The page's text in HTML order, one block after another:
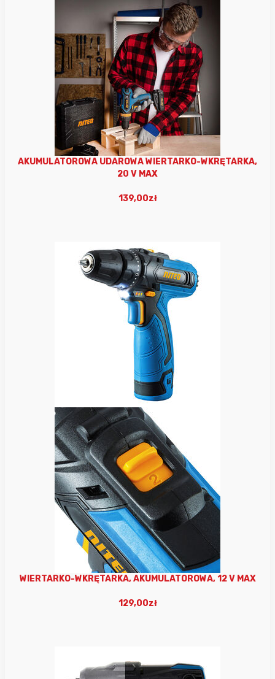
AKUMULATOROWA UDAROWA WIERTARKO-WKRĘTARKA,
20 V MAX
139,00zł
WIERTARKO-WKRĘTARKA, AKUMULATOROWA, 12 V MAX
129,00zł